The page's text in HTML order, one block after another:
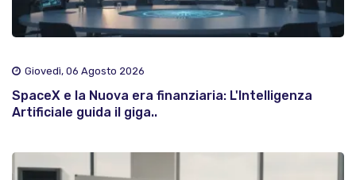
Giovedì, 06 Agosto 2026
SpaceX e la Nuova era finanziaria: L'Intelligenza
Artificiale guida il giga..